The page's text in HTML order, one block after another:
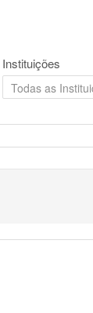
Instituições